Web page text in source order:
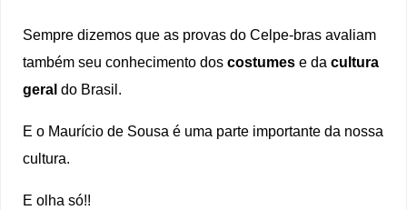
Sempre dizemos que as provas do Celpe-bras avaliam
também seu conhecimento doscostumes e dacultura
geral do Brasil.
E o Maurício de Sousa é uma parte importante da nossa
cultura.
E olha só!!